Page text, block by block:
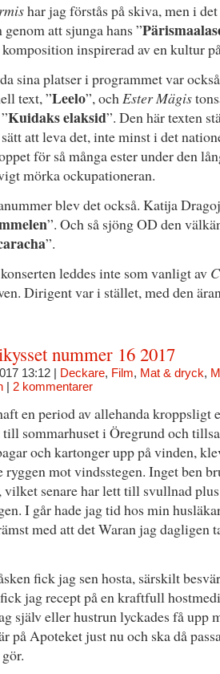
har jag förstås på skiva, men i
att sjunga hans ”
inspirerad av en kultur
sina platser i programmet var
text, ”Leelo”, ochEster Mägis
Kuidaks elaksid”. Den här texten
att leva det, inte minst i det
för så många ester under den
mörka ockupationeran.
blev det också. Katija
”. Och så sjöng OD den
”.
leddes inte som vanligt av
Dirigent var i stället, med den
nummer 16 2017
13:12 | Deckare, Film, Mat & dryck,
| 2 kommentarer
en period av allehanda kroppsligt
sommarhuset i Öregrund och
och kartonger upp på vinden,
ryggen mot vindsstegen. Inget ben
vilket senare har lett till svullnad
I går hade jag tid hos min
med att det Waran jag dagligen
fick jag sen hosta, särskilt
jag recept på en kraftfull
själv eller hustrun lyckades få upp
på Apoteket just nu och ska då